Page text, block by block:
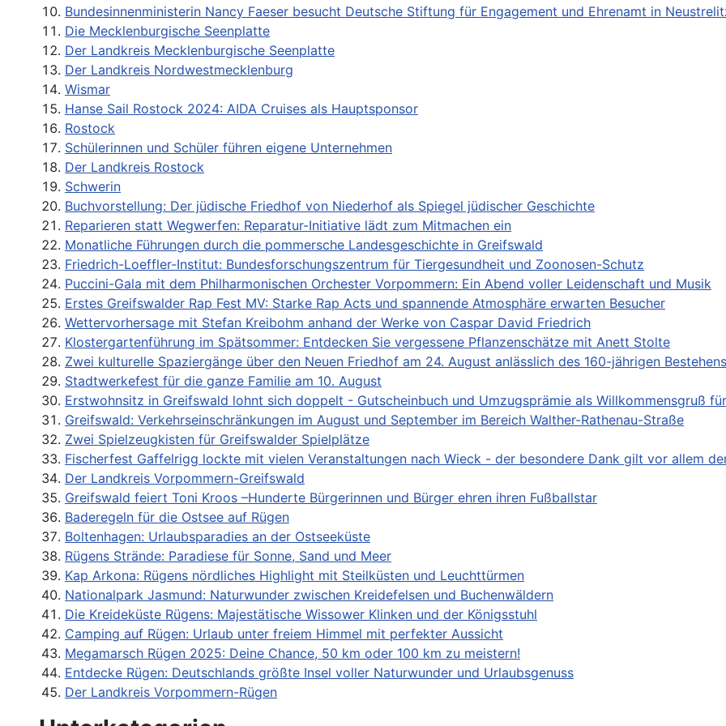
Bundesinnenministerin Nancy Faeser besucht Deutsche Stiftung für Engagement und Ehrenamt in
Die Mecklenburgische Seenplatte
Der Landkreis Mecklenburgische Seenplatte
Der Landkreis Nordwestmecklenburg
Wismar
Hanse Sail Rostock 2024: AIDA Cruises als Hauptsponsor
Rostock
Schülerinnen und Schüler führen eigene Unternehmen
Der Landkreis Rostock
Schwerin
Buchvorstellung: Der jüdische Friedhof von Niederhof als Spiegel jüdischer Geschichte
Reparieren statt Wegwerfen: Reparatur-Initiative lädt zum Mitmachen ein
Monatliche Führungen durch die pommersche Landesgeschichte in Greifswald
Friedrich-Loeffler-Institut: Bundesforschungszentrum für Tiergesundheit und Zoonosen-Schutz
Puccini-Gala mit dem Philharmonischen Orchester Vorpommern: Ein Abend voller Leidenschaft und Musik
Erstes Greifswalder Rap Fest MV: Starke Rap Acts und spannende Atmosphäre erwarten Besucher
Wettervorhersage mit Stefan Kreibohm anhand der Werke von Caspar David Friedrich
Klostergartenführung im Spätsommer: Entdecken Sie vergessene Pflanzenschätze mit Anett Stolte
Zwei kulturelle Spaziergänge über den Neuen Friedhof am 24. August anlässlich des 160-jährigen Bestehens
Stadtwerkefest für die ganze Familie am 10. August
Erstwohnsitz in Greifswald lohnt sich doppelt - Gutscheinbuch und Umzugsprämie als Willkommensgruß
Greifswald: Verkehrseinschränkungen im August und September im Bereich Walther-Rathenau-Straße
Zwei Spielzeugkisten für Greifswalder Spielplätze
Fischerfest Gaffelrigg lockte mit vielen Veranstaltungen nach Wieck - der besondere Dank gilt vor allem
Der Landkreis Vorpommern-Greifswald
Greifswald feiert Toni Kroos –Hunderte Bürgerinnen und Bürger ehren ihren Fußballstar
Baderegeln für die Ostsee auf Rügen
Boltenhagen: Urlaubsparadies an der Ostseeküste
Rügens Strände: Paradiese für Sonne, Sand und Meer
Kap Arkona: Rügens nördliches Highlight mit Steilküsten und Leuchttürmen
Nationalpark Jasmund: Naturwunder zwischen Kreidefelsen und Buchenwäldern
Die Kreideküste Rügens: Majestätische Wissower Klinken und der Königsstuhl
Camping auf Rügen: Urlaub unter freiem Himmel mit perfekter Aussicht
Megamarsch Rügen 2025: Deine Chance, 50 km oder 100 km zu meistern!
Entdecke Rügen: Deutschlands größte Insel voller Naturwunder und Urlaubsgenuss
Der Landkreis Vorpommern-Rügen